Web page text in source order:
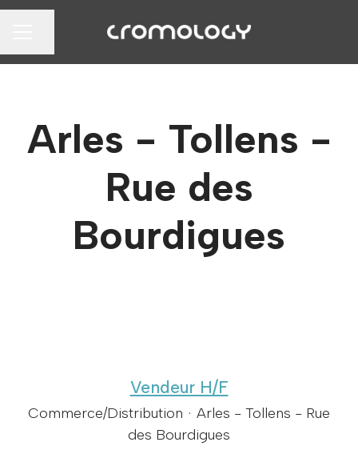
Partager la page
Arles - Tollens -
Rue des
Bourdigues
Vendeur H/F
Commerce/Distribution · Arles - Tollens - Rue
des Bourdigues